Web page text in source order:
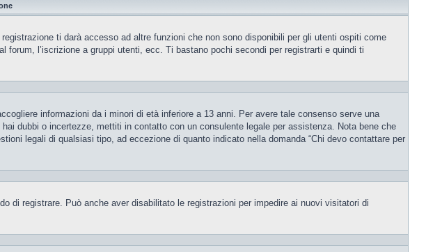
ti darà accesso ad altre funzioni che non sono disponibili per gli utenti ospiti come
forum, l’iscrizione a gruppi utenti, ecc. Ti bastano pochi secondi per registrarti e quindi ti
informazioni da i minori di età inferiore a 13 anni. Per avere tale consenso serve una
dubbi o incertezze, mettiti in contatto con un consulente legale per assistenza. Nota bene che
legali di qualsiasi tipo, ad eccezione di quanto indicato nella domanda “Chi devo contattare per
di registrare. Può anche aver disabilitato le registrazioni per impedire ai nuovi visitatori di